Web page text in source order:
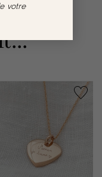
votre